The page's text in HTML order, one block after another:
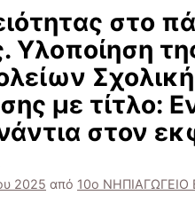
στο
Υλοποίηση
με τίτλο:
στον
2025 από 10ο